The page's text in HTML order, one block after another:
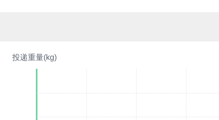
投递重量(kg)